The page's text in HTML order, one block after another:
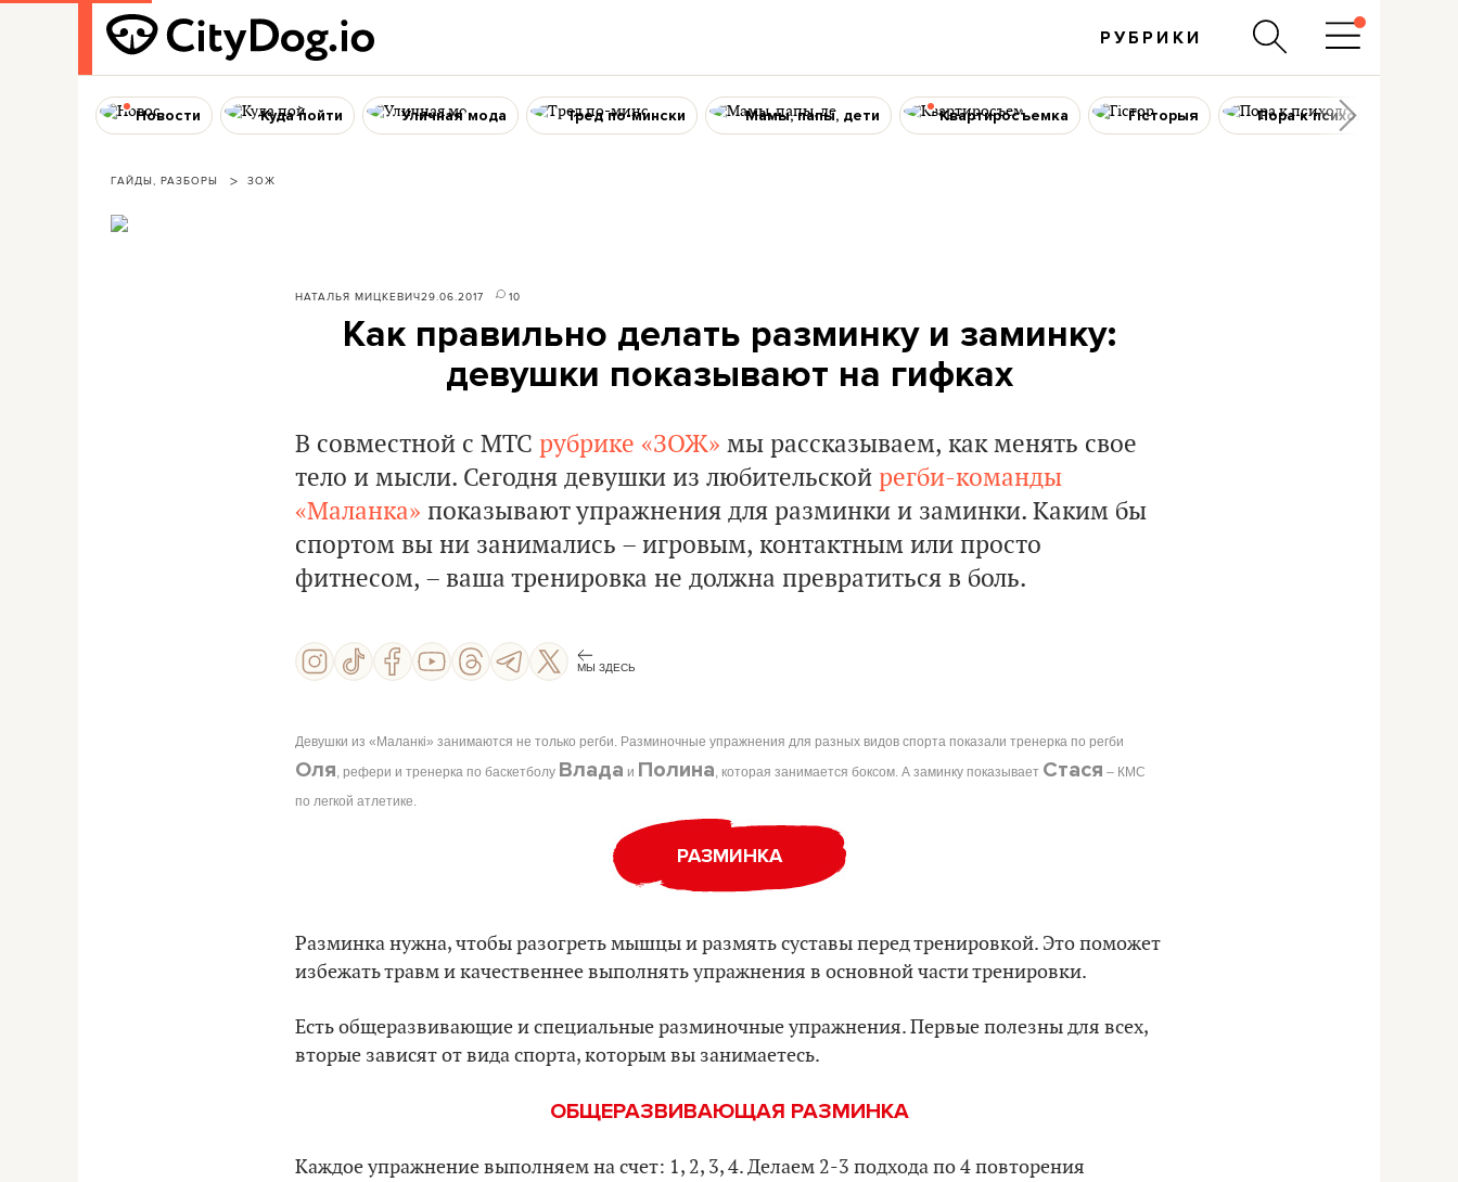
РУБРИКИ
Новости Куда пойти Уличная мода Тред по-мински Мамы, папы, дети Квартиросъемка Гісторыя Пора к психологу
ГАЙДЫ, РАЗБОРЫ ЗОЖ
НАТАЛЬЯ МИЦКЕВИЧ29.06.2017 10
Как правильно делать разминку и заминку:
девушки показывают на гифках
В совместной с МТС рубрике «ЗОЖ» мы рассказываем, как менять свое
тело и мысли. Сегодня девушки из любительской регби-команды
«Маланка» показывают упражнения для разминки и заминки. Каким бы
спортом вы ни занимались – игровым, контактным или просто
фитнесом, – ваша тренировка не должна превратиться в боль.
МЫ ЗДЕСЬ
Девушки из «Маланкі» занимаются не только регби. Разминочные упражнения для разных видов спорта показали тренерка по регби
Оля , рефери и тренерка по баскетболу Влада и Полина , которая занимается боксом. А заминку показывает Стася – КМС
по легкой атлетике.
РАЗМИНКА
Разминка нужна, чтобы разогреть мышцы и размять суставы перед тренировкой. Это поможет
избежать травм и качественнее выполнять упражнения в основной части тренировки.
Есть общеразвивающие и специальные разминочные упражнения. Первые полезны для всех,
вторые зависят от вида спорта, которым вы занимаетесь.
ОБЩЕРАЗВИВАЮЩАЯ РАЗМИНКА
Каждое упражнение выполняем на счет: 1, 2, 3, 4. Делаем 2-3 подхода по 4 повторения